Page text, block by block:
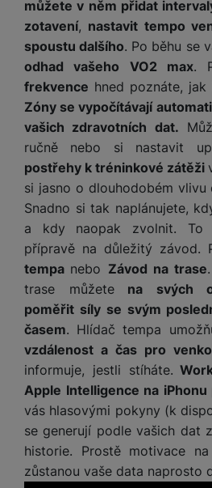
v
e
r
t
o
r
B
a
t
e
ri
n
a
p
á
j
e
c
a
d
a
p
é
n
a
b
e
č
k
y
(
2
V
)
N
a
b
e
cí
s
t
oj
á
k
P
a
d
ří
sl
u
š
e
n
p
r
o
A
p
pl
e
W
a
t
c
h
ří
s
k
y
E
x
t
e
r
n
H
D
D
d
is
k
y
E
x
t
e
r
S
S
v
í
k
d
o
m
c
í
m
s
p
o
t
e
b
i
č
ů
m
P
s
P
ř
t
y
N
a
b
íj
e
č
L
o
k
o
r
y
P
ří
s
l
u
š
e
můžete v něm přidat
zotavení, nastavit tempo
spoustu dalšího. Po běhu se
odhad vašeho VO2 max.
frekvence hned poznáte, jak
Zóny se vypočítávají
vašich zdravotních dat.
ručně nebo si nastavit
postřehy k tréninkové zátěži
si jasno o dlouhodobém vlivu
Snadno si tak naplánujete,
a kdy naopak zvolnit. To
přípravě na důležitý závod.
tempa nebo Závod na trase
trase můžetena svých
poměřit síly se svým
časem. Hlídač tempa
vzdálenost a čas pro
informuje, jestli stíháte.
Apple Intelligence na iPhonu
vás hlasovými pokyny (k
se generují podle vašich dat
historie. Prostě motivace
zůstanou vaše data naprosto